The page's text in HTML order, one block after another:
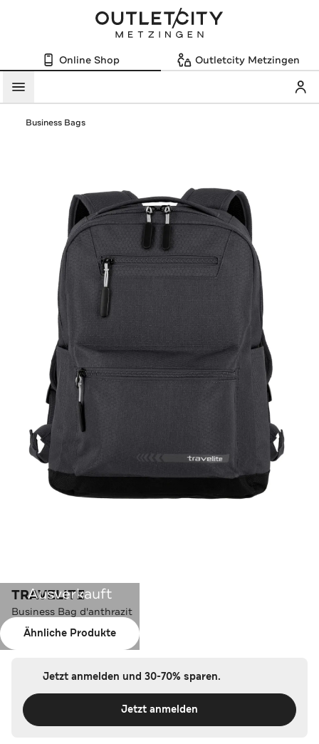
Online Shop Outletcity Metzingen
Menü
Business Bags
Ausverkauft
Ähnliche Produkte
TRAVELITE
Business Bag d'anthrazit
Farbe:d'anthrazit
Jetzt anmelden und 30-70% sparen.
Jetzt anmelden